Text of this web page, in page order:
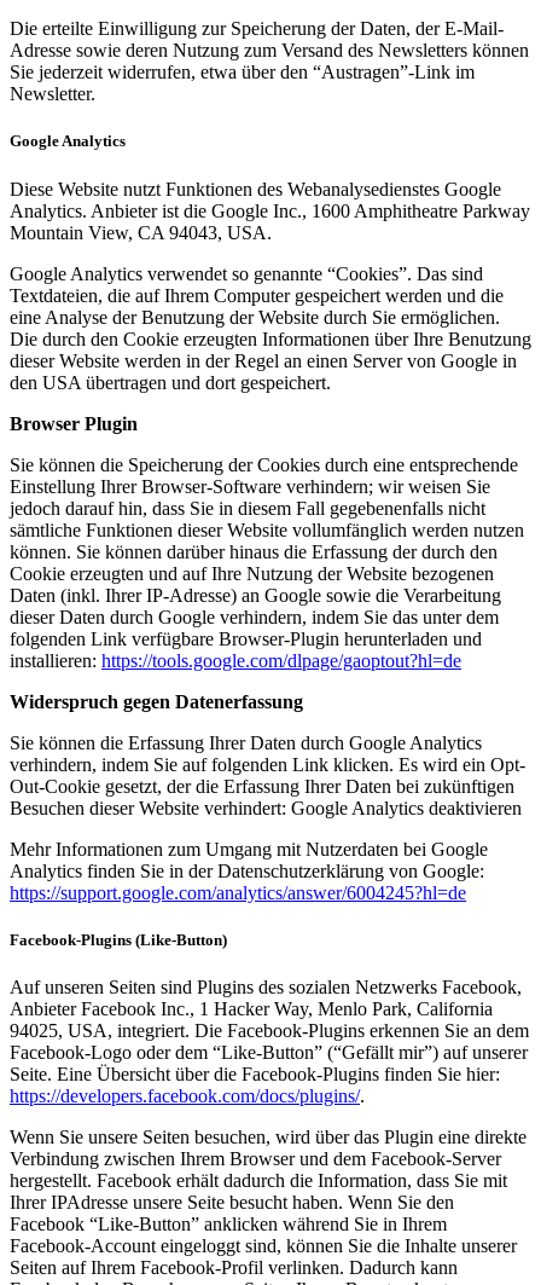
Die erteilte Einwilligung zur Speicherung der Daten, der E-Mail-
Adresse sowie deren Nutzung zum Versand des Newsletters können
Sie jederzeit widerrufen, etwa über den “Austragen”-Link im
Newsletter.
Google Analytics
Diese Website nutzt Funktionen des Webanalysedienstes Google
Analytics. Anbieter ist die Google Inc., 1600 Amphitheatre Parkway
Mountain View, CA 94043, USA.
Google Analytics verwendet so genannte “Cookies”. Das sind
Textdateien, die auf Ihrem Computer gespeichert werden und die
eine Analyse der Benutzung der Website durch Sie ermöglichen.
Die durch den Cookie erzeugten Informationen über Ihre Benutzung
dieser Website werden in der Regel an einen Server von Google in
den USA übertragen und dort gespeichert.
Browser Plugin
Sie können die Speicherung der Cookies durch eine entsprechende
Einstellung Ihrer Browser-Software verhindern; wir weisen Sie
jedoch darauf hin, dass Sie in diesem Fall gegebenenfalls nicht
sämtliche Funktionen dieser Website vollumfänglich werden nutzen
können. Sie können darüber hinaus die Erfassung der durch den
Cookie erzeugten und auf Ihre Nutzung der Website bezogenen
Daten (inkl. Ihrer IP-Adresse) an Google sowie die Verarbeitung
dieser Daten durch Google verhindern, indem Sie das unter dem
folgenden Link verfügbare Browser-Plugin herunterladen und
installieren: https://tools.google.com/dlpage/gaoptout?hl=de
Widerspruch gegen Datenerfassung
Sie können die Erfassung Ihrer Daten durch Google Analytics
verhindern, indem Sie auf folgenden Link klicken. Es wird ein Opt-
Out-Cookie gesetzt, der die Erfassung Ihrer Daten bei zukünftigen
Besuchen dieser Website verhindert: Google Analytics deaktivieren
Mehr Informationen zum Umgang mit Nutzerdaten bei Google
Analytics finden Sie in der Datenschutzerklärung von Google:
https://support.google.com/analytics/answer/6004245?hl=de
Facebook-Plugins (Like-Button)
Auf unseren Seiten sind Plugins des sozialen Netzwerks Facebook,
Anbieter Facebook Inc., 1 Hacker Way, Menlo Park, California
94025, USA, integriert. Die Facebook-Plugins erkennen Sie an dem
Facebook-Logo oder dem “Like-Button” (“Gefällt mir”) auf unserer
Seite. Eine Übersicht über die Facebook-Plugins finden Sie hier:
https://developers.facebook.com/docs/plugins/.
Wenn Sie unsere Seiten besuchen, wird über das Plugin eine direkte
Verbindung zwischen Ihrem Browser und dem Facebook-Server
hergestellt. Facebook erhält dadurch die Information, dass Sie mit
Ihrer IPAdresse unsere Seite besucht haben. Wenn Sie den
Facebook “Like-Button” anklicken während Sie in Ihrem
Facebook-Account eingeloggt sind, können Sie die Inhalte unserer
Seiten auf Ihrem Facebook-Profil verlinken. Dadurch kann